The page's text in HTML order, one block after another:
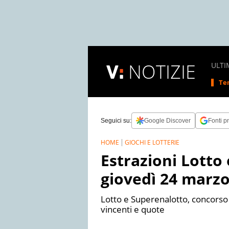
NOTIZIE
Seguici su: Google Discover Fonti
HOME GIOCHI E LOTTERIE
Estrazioni Lotto
giovedì 24
Lotto e Superenalotto,
vincenti e quote